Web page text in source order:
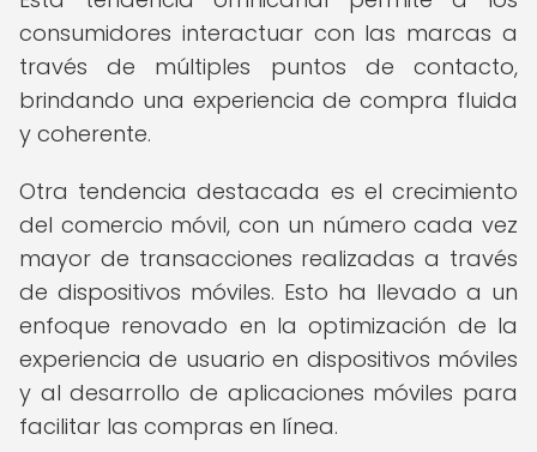
consumidores interactuar con las marcas a
través de múltiples puntos de contacto,
brindando una experiencia de compra fluida
y coherente.
Otra tendencia destacada es el crecimiento
del comercio móvil, con un número cada vez
mayor de transacciones realizadas a través
de dispositivos móviles. Esto ha llevado a un
enfoque renovado en la optimización de la
experiencia de usuario en dispositivos móviles
y al desarrollo de aplicaciones móviles para
facilitar las compras en línea.